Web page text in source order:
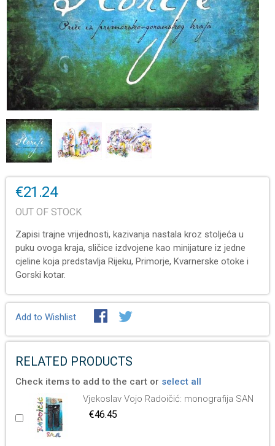
€21.24
OUT OF STOCK
Zapisi trajne vrijednosti, kazivanja nastala kroz stoljeća u
puku ovoga kraja, sličice izdvojene kao minijature iz jedne
cjeline koja predstavlja Rijeku, Primorje, Kvarnerske otoke i
Gorski kotar.
Add to Wishlist
RELATED PRODUCTS
Check items to add to the cart or select all
Vjekoslav Vojo Radoičić: monografija SAN
€46.45